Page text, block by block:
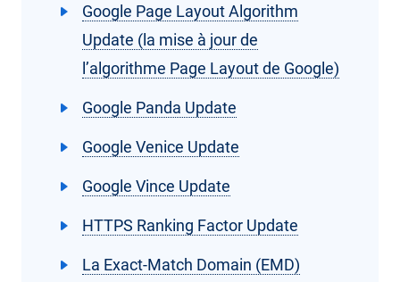
Google Page Layout Algorithm
Update (la mise à jour de
l’algorithme Page Layout de Google)
Google Panda Update
Google Venice Update
Google Vince Update
HTTPS Ranking Factor Update
La Exact-Match Domain (EMD)